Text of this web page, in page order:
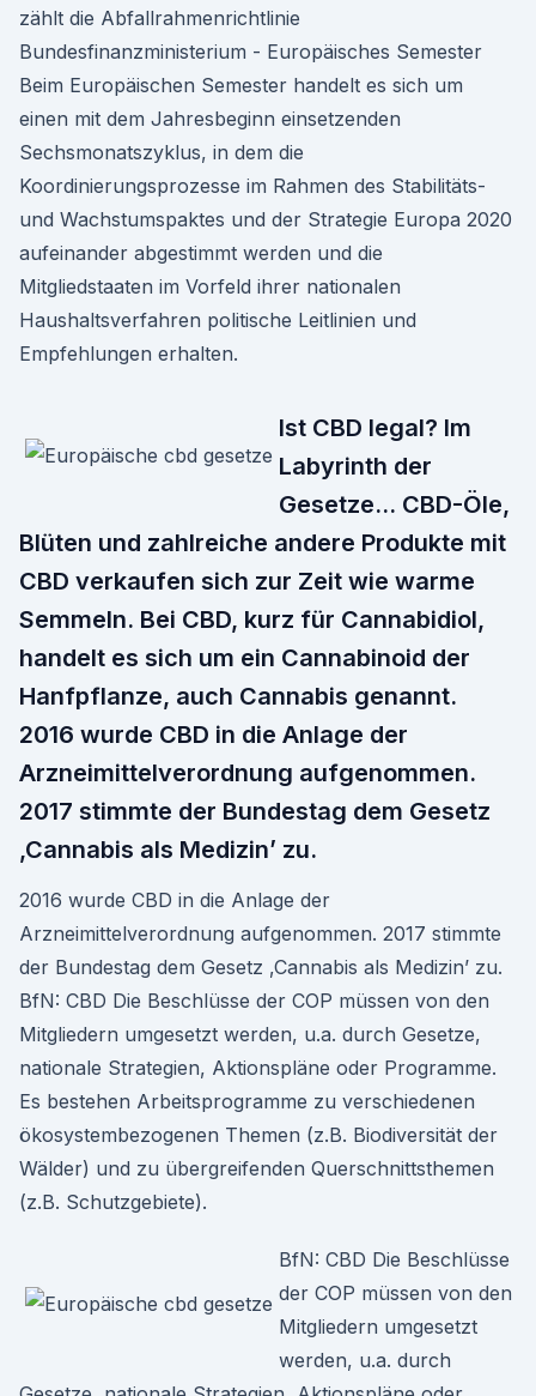
zählt die Abfallrahmenrichtlinie
Bundesfinanzministerium - Europäisches Semester
Beim Europäischen Semester handelt es sich um
einen mit dem Jahresbeginn einsetzenden
Sechsmonatszyklus, in dem die
Koordinierungsprozesse im Rahmen des Stabilitäts-
und Wachstumspaktes und der Strategie Europa 2020
aufeinander abgestimmt werden und die
Mitgliedstaaten im Vorfeld ihrer nationalen
Haushaltsverfahren politische Leitlinien und
Empfehlungen erhalten.
Ist CBD legal? Im
Labyrinth der
Gesetze… CBD-Öle,
Blüten und zahlreiche andere Produkte mit
CBD verkaufen sich zur Zeit wie warme
Semmeln. Bei CBD, kurz für Cannabidiol,
handelt es sich um ein Cannabinoid der
Hanfpflanze, auch Cannabis genannt.
2016 wurde CBD in die Anlage der
Arzneimittelverordnung aufgenommen.
2017 stimmte der Bundestag dem Gesetz
‚Cannabis als Medizin’ zu.
2016 wurde CBD in die Anlage der
Arzneimittelverordnung aufgenommen. 2017 stimmte
der Bundestag dem Gesetz ‚Cannabis als Medizin’ zu.
BfN: CBD Die Beschlüsse der COP müssen von den
Mitgliedern umgesetzt werden, u.a. durch Gesetze,
nationale Strategien, Aktionspläne oder Programme.
Es bestehen Arbeitsprogramme zu verschiedenen
ökosystembezogenen Themen (z.B. Biodiversität der
Wälder) und zu übergreifenden Querschnittsthemen
(z.B. Schutzgebiete).
BfN: CBD Die Beschlüsse
der COP müssen von den
Mitgliedern umgesetzt
werden, u.a. durch